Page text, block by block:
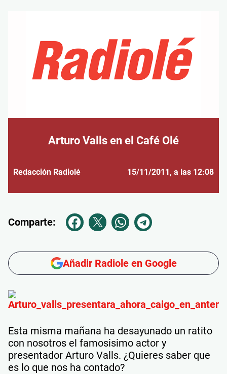
Arturo Valls en el Café Olé
Redacción Radiolé 15/11/2011, a las 12:08
Comparte:
Añadir Radiole en Google
Esta misma mañana ha desayunado un ratito
con nosotros el famosisimo actor y
presentador Arturo Valls. ¿Quieres saber que
es lo que nos ha contado?